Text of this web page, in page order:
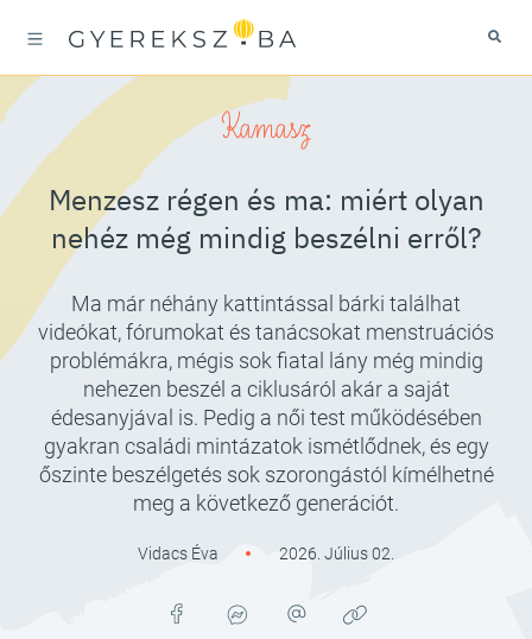
Kamasz
Menzesz régen és ma: miért olyan
nehéz még mindig beszélni erről?
Ma már néhány kattintással bárki találhat
videókat, fórumokat és tanácsokat menstruációs
problémákra, mégis sok fiatal lány még mindig
nehezen beszél a ciklusáról akár a saját
édesanyjával is. Pedig a női test működésében
gyakran családi mintázatok ismétlődnek, és egy
őszinte beszélgetés sok szorongástól kímélhetné
meg a következő generációt.
Vidacs Éva 2026. Július 02.